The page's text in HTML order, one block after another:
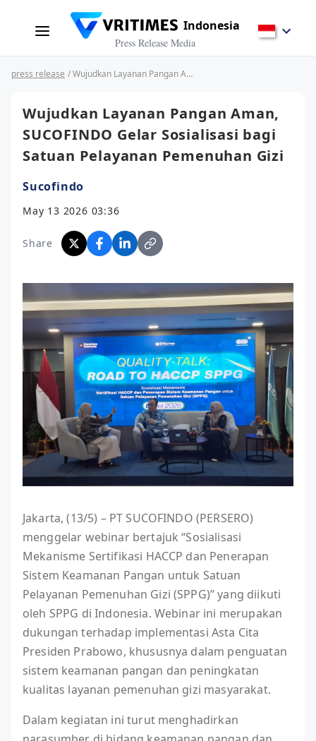
Indonesia
Press Release Media
press release / Wujudkan Layanan Pangan Aman, SUCOFINDO Gelar Sosialisasi bagi Satuan Pelayanan Pemenuhan Gizi
Wujudkan Layanan Pangan Aman,
SUCOFINDO Gelar Sosialisasi bagi
Satuan Pelayanan Pemenuhan Gizi
Sucofindo
May 13 2026 03:36
Share
Jakarta, (13/5) – PT SUCOFINDO (PERSERO)
menggelar webinar bertajuk “Sosialisasi
Mekanisme Sertifikasi HACCP dan Penerapan
Sistem Keamanan Pangan untuk Satuan
Pelayanan Pemenuhan Gizi (SPPG)” yang diikuti
oleh SPPG di Indonesia. Webinar ini merupakan
dukungan terhadap implementasi Asta Cita
Presiden Prabowo, khususnya dalam penguatan
sistem keamanan pangan dan peningkatan
kualitas layanan pemenuhan gizi masyarakat.
Dalam kegiatan ini turut menghadirkan